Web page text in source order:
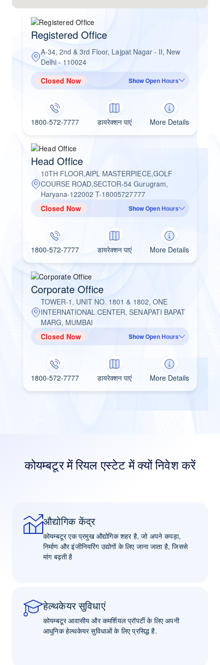
Registered Office
A-34, 2nd & 3rd Floor, Lajpat Nagar - II, New
Delhi - 110024
Closed Now
Show Open Hours
1800-572-7777 डायरेक्शन पाएं More Details
Head Office
10TH FLOOR,AIPL MASTERPIECE,GOLF
COURSE ROAD,SECTOR-54 Gurugram,
Haryana-122002 T-18005727777
Closed Now
Show Open Hours
1800-572-7777 डायरेक्शन पाएं More Details
Corporate Office
TOWER-1, UNIT NO. 1801 & 1802, ONE
INTERNATIONAL CENTER, SENAPATI BAPAT
MARG, MUMBAI
Closed Now
Show Open Hours
1800-572-7777 डायरेक्शन पाएं More Details
कोयम्बटूर में रियल एस्टेट में क्यों निवेश करें
औद्योगिक केंद्र
कोयम्बटूर एक प्रमुख औद्योगिक शहर है, जो अपने कपड़ा,
निर्माण और इंजीनियरिंग उद्योगों के लिए जाना जाता है, जिससे
मांग बढ़ती है
हेल्थकेयर सुविधाएं
कोयम्बटूर आवासीय और कमर्शियल प्रॉपर्टी के लिए अपनी
आधुनिक हेल्थकेयर सुविधाओं के लिए प्रसिद्ध है.